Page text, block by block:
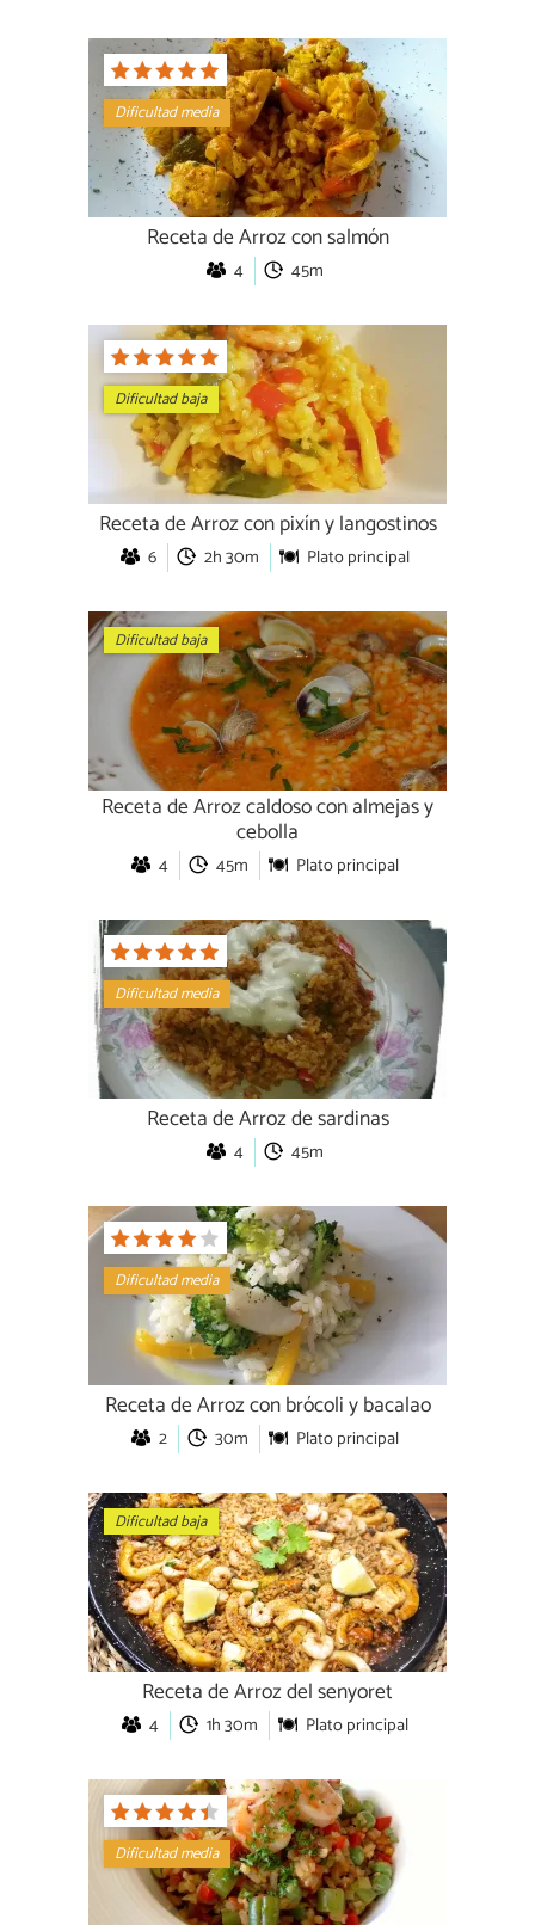
Dificultad media
Receta de Arroz con salmón
4 45m
Dificultad baja
Receta de Arroz con pixín y langostinos
6 2h 30m Plato principal
Dificultad baja
Receta de Arroz caldoso con almejas y
cebolla
4 45m Plato principal
Dificultad media
Receta de Arroz de sardinas
4 45m
Dificultad media
Receta de Arroz con brócoli y bacalao
2 30m Plato principal
Dificultad baja
Receta de Arroz del senyoret
4 1h 30m Plato principal
Dificultad media